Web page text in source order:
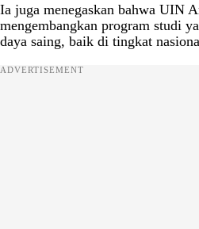
Ia juga menegaskan bahwa UIN
mengembangkan program studi
daya saing, baik di tingkat
ADVERTISEMENT